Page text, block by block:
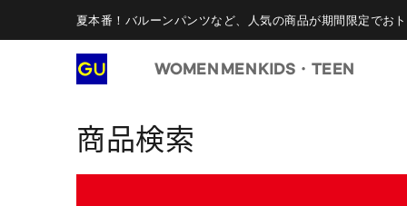
夏本番！バルーンパンツなど、人気の商品が期間限定でお
WOMEN MENKIDS・TEEN
商品検索